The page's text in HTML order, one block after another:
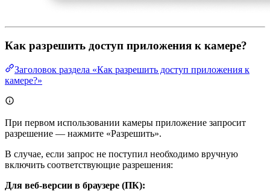
Как разрешить доступ приложения к камере?
Заголовок раздела «Как разрешить доступ приложения к
камере?»
При первом использовании камеры приложение запросит
разрешение — нажмите «Разрешить».
В случае, если запрос не поступил необходимо вручную
включить соответствующие разрешения:
Для веб-версии в браузере (ПК):